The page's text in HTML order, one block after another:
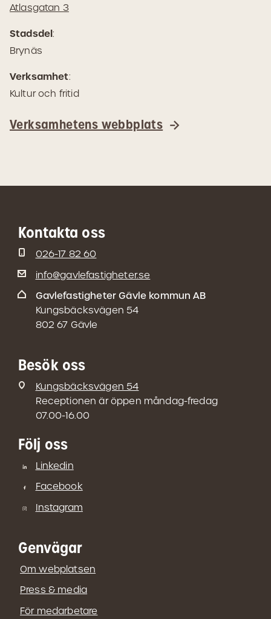
Atlasgatan 3(Öppnas
Stadsdel:
Brynäs
Verksamhet:
Kultur och fritid
Verksamhetens webbplats
Kontakta oss
026-17 82 60
info@gavlefastigheter.se
Gavlefastigheter Gävle kommun AB
Kungsbäcksvägen 54
802 67 Gävle
Besök oss
Kungsbäcksvägen 54
Receptionen är öppen måndag-fredag
07.00-16.00
Följ oss
Linkedin
Facebook
Instagram
Genvägar
Om webplatsen
Press & media
För medarbetare